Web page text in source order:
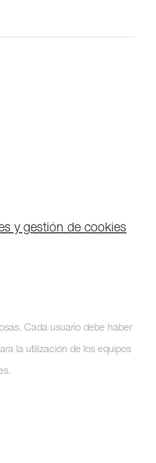
y gestión de cookies
Cada usuario debe haber
la utilización de los equipos